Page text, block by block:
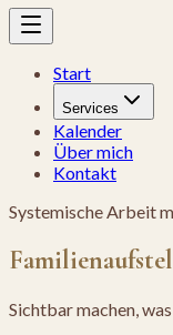
Start
Services
Kalender
Über mich
Kontakt
Systemische Arbeit
Sichtbar machen,